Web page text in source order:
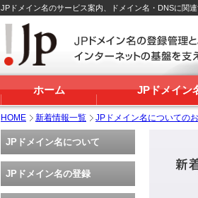
JPドメイン名のサービス案内、ドメイン名・DNSに関
ホーム JPドメイン
HOME 新着情報一覧 JPドメイン名についての
JPドメイン名について
JPドメイン名の登録